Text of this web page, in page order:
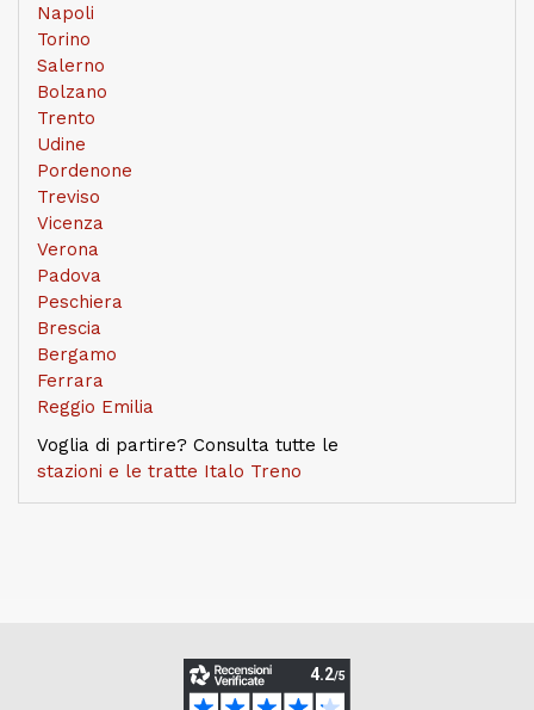
Napoli
Torino
Salerno
Bolzano
Trento
Udine
Pordenone
Treviso
Vicenza
Verona
Padova
Peschiera
Brescia
Bergamo
Ferrara
Reggio Emilia
Voglia di partire? Consulta tutte le
stazioni e le tratte Italo Treno